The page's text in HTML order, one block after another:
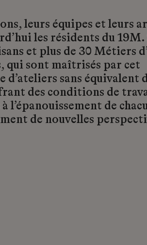
leurs équipes et leurs
les résidents du
et plus de 30 Métiers
qui sont maîtrisés par cet
d’ateliers sans équivalent
des conditions de
l’épanouissement de
de nouvelles